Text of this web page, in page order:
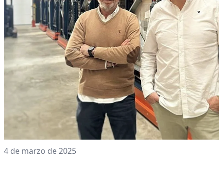
4 de marzo de 2025